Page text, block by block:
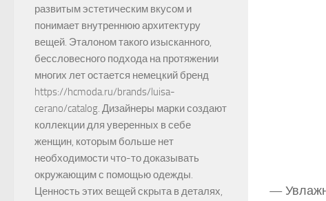
—
развитым эстетическим вкусом и
понимает внутреннюю архитектуру
вещей. Эталоном такого изысканного,
бессловесного подхода на протяжении
многих лет остается немецкий бренд
https://hcmoda.ru/brands/luisa-
cerano/catalog. Дизайнеры марки создают
коллекции для уверенных в себе
женщин, которым больше нет
необходимости что-то доказывать
окружающим с помощью одежды.
Ценность этих вещей скрыта в деталях,